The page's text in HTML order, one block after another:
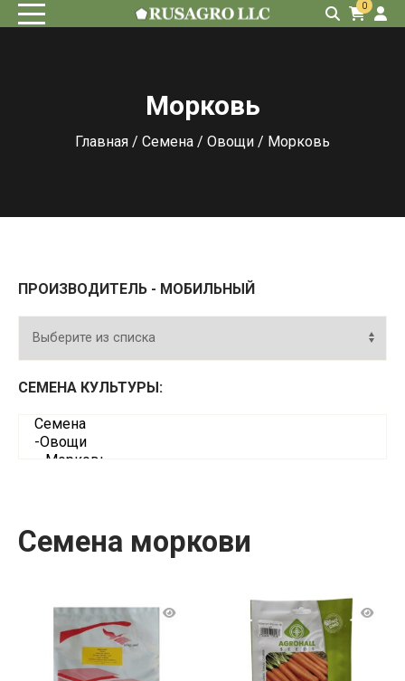
0
Морковь
Главная / Семена / Овощи / Морковь
ПРОИЗВОДИТЕЛЬ - МОБИЛЬНЫЙ
СЕМЕНА КУЛЬТУРЫ:
Семена моркови